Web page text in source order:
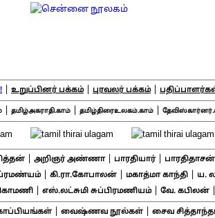
உறுப்பினர் பக்கம்| புரவலர் பக்கம்|
| தமிழ்அகராதி.காம்| தமிழ்திரைஉலகம்.காம்|
அறிஞர் அண்ணா| பாரதியார்| பாரதிதாசன்
| கி.ரா.கோபாலன்| மகாத்மா காந்தி| ய.
எஸ்.லட்சுமி சுப்பிரமணியம்| வே. கபிலன்
| வைஷ்ணவ நூல்கள்| சைவ